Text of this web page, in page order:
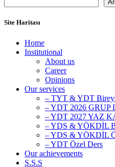
Site Haritası
Home
Institutional
About us
Career
Opinions
Our services
– TYT & YDT
– YDT 2026 GRUP
– YDT 2027 YAZ
– YDS & YÖKDİL
– YDS & YÖKDİL
– YDT Özel Ders
Our achievements
S.S.S